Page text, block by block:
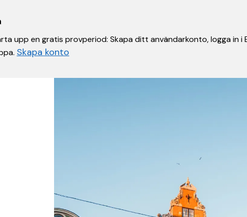
upp en gratis provperiod: Skapa ditt användarkonto, logga in i
Skapa konto